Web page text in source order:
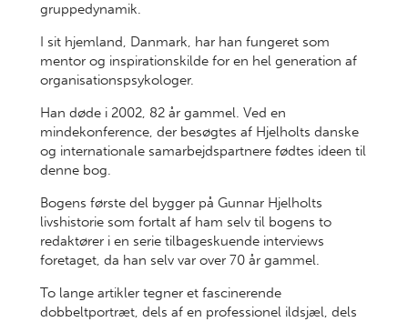
gruppedynamik.
I sit hjemland, Danmark, har han fungeret som
mentor og inspirationskilde for en hel generation af
organisationspsykologer.
Han døde i 2002, 82 år gammel. Ved en
mindekonference, der besøgtes af Hjelholts danske
og internationale samarbejdspartnere fødtes ideen til
denne bog.
Bogens første del bygger på Gunnar Hjelholts
livshistorie som fortalt af ham selv til bogens to
redaktører i en serie tilbageskuende interviews
foretaget, da han selv var over 70 år gammel.
To lange artikler tegner et fascinerende
dobbeltportræt, dels af en professionel ildsjæl, dels